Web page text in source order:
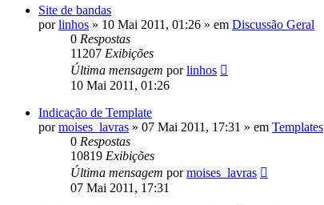
Site de bandas
porlinhos » 10 Mai 2011, 01:26 » em Discussão Geral
0 Respostas
11207 Exibições
Última mensagem porlinhos
10 Mai 2011, 01:26
Indicação de Template
pormoises_lavras » 07 Mai 2011, 17:31 » em Templates
0 Respostas
10819 Exibições
Última mensagem pormoises_lavras
07 Mai 2011, 17:31